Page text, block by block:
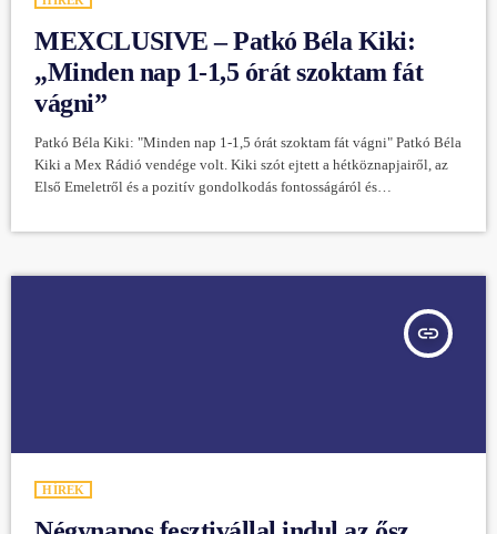
MEXCLUSIVE – Patkó Béla Kiki:
„Minden nap 1-1,5 órát szoktam fát
vágni”
Patkó Béla Kiki: "Minden nap 1-1,5 órát szoktam fát vágni" Patkó Béla
Kiki a Mex Rádió vendége volt. Kiki szót ejtett a hétköznapjairől, az
Első Emeletről és a pozitív gondolkodás fontosságáról és
hazai zenei életnek, de közben a magánéletben sem tétlenkedik,
"Minden nap 1-1,5 órát szoktam fát vágni" - mesélte […]
insert_link
HÍREK